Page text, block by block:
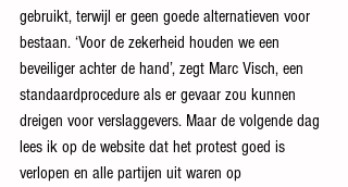
gebruikt, terwijl er geen goede alternatieven voor
bestaan. ‘Voor de zekerheid houden we een
beveiliger achter de hand’, zegt Marc Visch, een
standaardprocedure als er gevaar zou kunnen
dreigen voor verslaggevers. Maar de volgende dag
lees ik op de website dat het protest goed is
verlopen en alle partijen uit waren op